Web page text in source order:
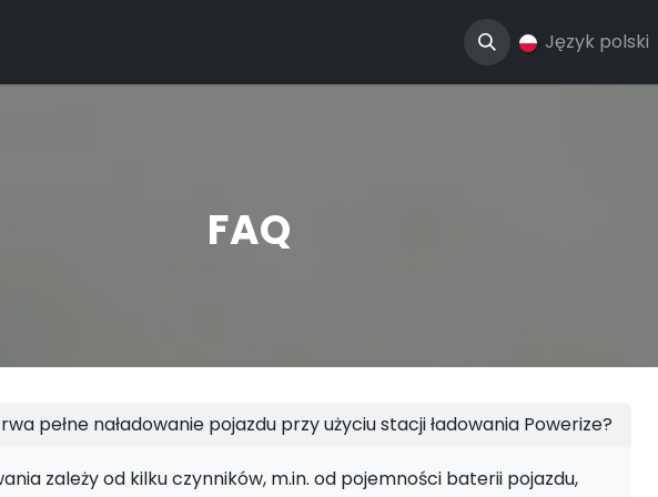
Język polski
FAQ
pełne naładowanie pojazdu przy użyciu stacji ładowania Powerize?
zależy od kilku czynników, m.in. od pojemności baterii pojazdu,